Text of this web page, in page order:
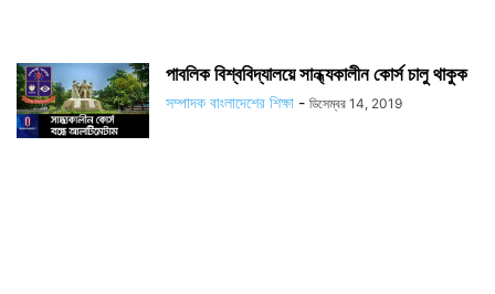
পাবলিক বিশ্ববিদ্যালয়ে সান্ধ্যকালীন কোর্স চালু থাকুক
সম্পাদক বাংলাদেশের শিক্ষা - ডিসেম্বর 14, 2019